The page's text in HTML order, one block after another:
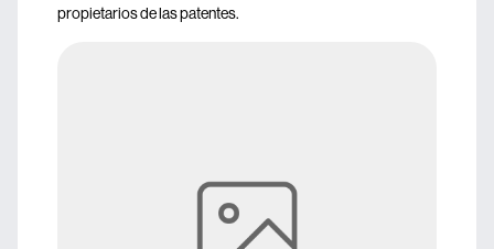
propietarios de las patentes.